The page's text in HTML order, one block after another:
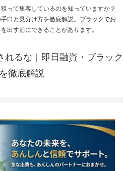
って集客しているのを知っていますか？
口と見分け方を徹底解説。ブラックでお
出す前にできることがあります。
れるな｜即日融資・ブラック
徹底解説